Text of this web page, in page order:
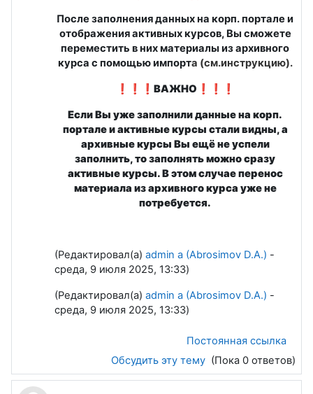
После заполнения данных на корп. портале и
отображения активных курсов, Вы сможете
переместить в них материалы из архивного
курса с помощью импорта (см.инструкцию).
❗❗❗ВАЖНО❗❗❗
Если Вы уже заполнили данные на корп.
портале и активные курсы стали видны, а
архивные курсы Вы ещё не успели
заполнить, то заполнять можно сразу
активные курсы. В этом случае перенос
материала из архивного курса уже не
потребуется.
(Редактировал(а) admin a (Abrosimov D.A.) -
среда, 9 июля 2025, 13:33)
(Редактировал(а) admin a (Abrosimov D.A.) -
среда, 9 июля 2025, 13:33)
Постоянная ссылка
Обсудить эту тему (Пока 0 ответов)